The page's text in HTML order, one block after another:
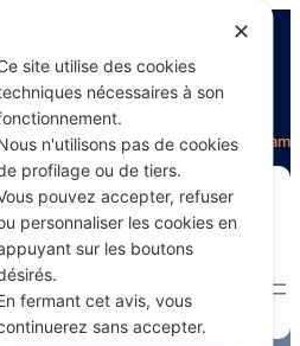
FacebookTwitterInstagram
✕
site utilise des cookies
nécessaires à son
n'utilisons pas de cookies
profilage ou de tiers.
pouvez accepter, refuser
personnaliser les cookies en
sur les boutons
fermant cet avis, vous
sans accepter.